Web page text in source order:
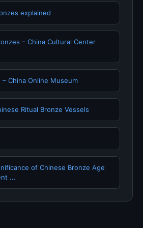
explained
– China Cultural Center
China Online Museum
Ritual Bronze Vessels
of Chinese Bronze Age
...